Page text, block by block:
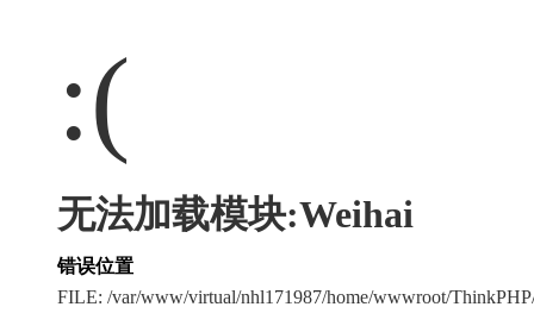
:(
无法加载模块:Weihai
错误位置
FILE: /var/www/virtual/nhl171987/home/wwwroot/